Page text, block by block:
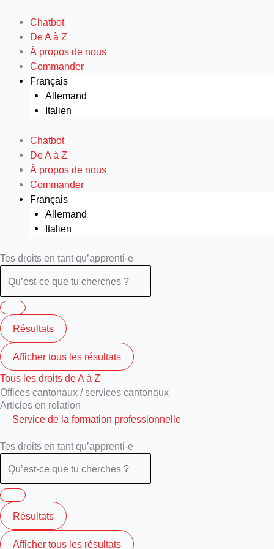
contenu
Chatbot
De A à Z
À propos de nous
Commander
Français
Allemand
Italien
Chatbot
De A à Z
À propos de nous
Commander
Français
Allemand
Italien
Tes droits en tant qu’apprenti-e
Search
Résultats
Afficher tous les résultats
Tous les droits de A à Z
Offices cantonaux / services cantonaux
Articles en relation
Service de la formation professionnelle
Tes droits en tant qu’apprenti-e
Search
Résultats
Afficher tous les résultats